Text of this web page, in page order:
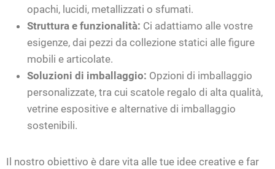
opachi, lucidi, metallizzati o sfumati.
Struttura e funzionalità: Ci adattiamo alle vostre
esigenze, dai pezzi da collezione statici alle figure
mobili e articolate.
Soluzioni di imballaggio: Opzioni di imballaggio
personalizzate, tra cui scatole regalo di alta qualità,
vetrine espositive e alternative di imballaggio
sostenibili.
Il nostro obiettivo è dare vita alle tue idee creative e far